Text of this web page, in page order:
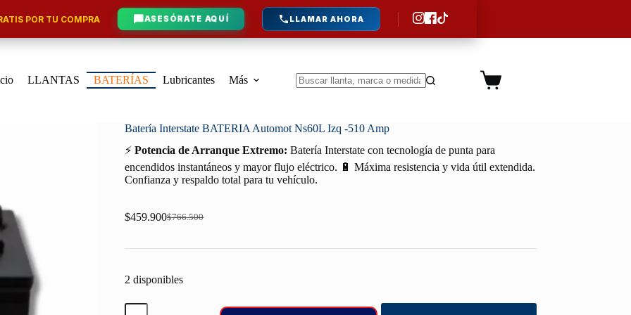
POR TU COMPRA ASESÓRATE AQUÍ LLAMAR AHORA
LLANTAS BATERÍAS Lubricantes
Más
Carro
Batería Interstate BATERIA Automot Ns60L Izq -510 Amp
⚡ Potencia de Arranque Extremo: Batería Interstate con tecnología de punta para
encendidos instantáneos y mayor flujo eléctrico. 🔋 Máxima resistencia y vida útil extendida.
Confianza y respaldo total para tu vehículo.
$766.500
Original
was:
$459.900Current
is:
2 disponibles
Batería